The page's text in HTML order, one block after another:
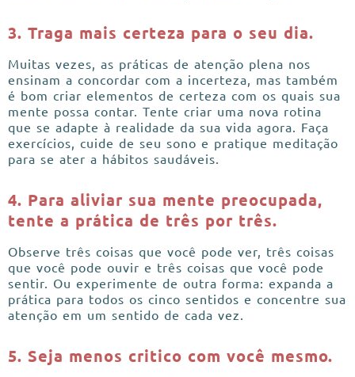
3. Traga mais certeza para o seu dia.
Muitas vezes, as práticas de atenção plena nos
ensinam a concordar com a incerteza, mas também
é bom criar elementos de certeza com os quais sua
mente possa contar. Tente criar uma nova rotina
que se adapte à realidade da sua vida agora. Faça
exercícios, cuide de seu sono e pratique meditação
para se ater a hábitos saudáveis.
4. Para aliviar sua mente preocupada,
tente a prática de três por três.
Observe três coisas que você pode ver, três coisas
que você pode ouvir e três coisas que você pode
sentir. Ou experimente de outra forma: expanda a
prática para todos os cinco sentidos e concentre sua
atenção em um sentido de cada vez.
5. Seja menos critico com você mesmo.